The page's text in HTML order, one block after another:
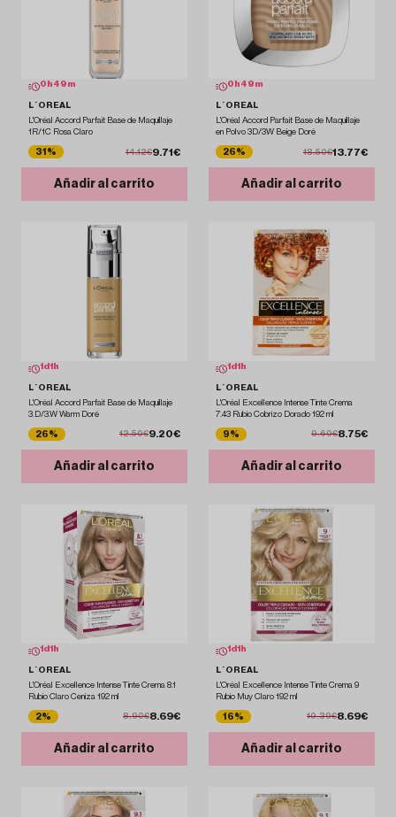
0 h 48 m
L´OREAL
L'Oréal Accord Parfait Base de Maquillaje
1R/1C Rosa Claro
31% 14.12€9.71€
Añadir al carrito
0 h 48 m
L´OREAL
L'Oréal Accord Parfait Base de Maquillaje
en Polvo 3D/3W Beige Doré
26% 18.50€13.77€
Añadir al carrito
1 d 1 h
L´OREAL
L'Oréal Accord Parfait Base de Maquillaje
3.D/3.W Warm Doré
26% 12.50€9.20€
Añadir al carrito
1 d 1 h
L´OREAL
L'Oréal Excellence Intense Tinte Crema
7.43 Rubio Cobrizo Dorado 192 ml
9% 9.60€8.75€
Añadir al carrito
1 d 1 h
L´OREAL
L'Oréal Excellence Intense Tinte Crema 8.1
Rubio Claro Ceniza 192 ml
2% 8.90€8.69€
Añadir al carrito
1 d 1 h
L´OREAL
L'Oréal Excellence Intense Tinte Crema 9
Rubio Muy Claro 192 ml
16% 10.39€8.69€
Añadir al carrito